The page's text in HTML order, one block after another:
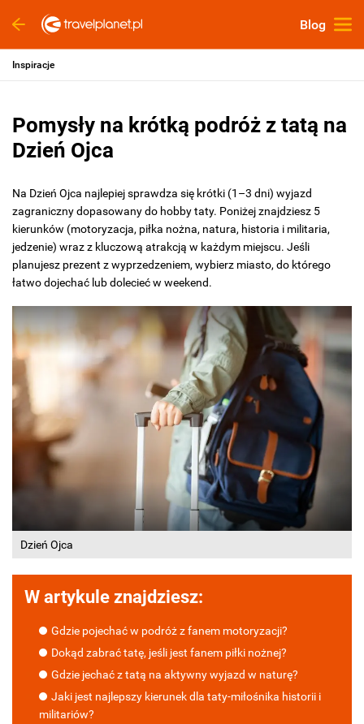
Blog
Inspiracje
Pomysły na krótką podróż z tatą na
Dzień Ojca
Na Dzień Ojca najlepiej sprawdza się krótki (1–3 dni) wyjazd
zagraniczny dopasowany do hobby taty. Poniżej znajdziesz 5
kierunków (motoryzacja, piłka nożna, natura, historia i militaria,
jedzenie) wraz z kluczową atrakcją w każdym miejscu. Jeśli
planujesz prezent z wyprzedzeniem, wybierz miasto, do którego
łatwo dojechać lub dolecieć w weekend.
Dzień Ojca
W artykule znajdziesz:
Gdzie pojechać w podróż z fanem motoryzacji?
Dokąd zabrać tatę, jeśli jest fanem piłki nożnej?
Gdzie jechać z tatą na aktywny wyjazd w naturę?
Jaki jest najlepszy kierunek dla taty-miłośnika historii i
militariów?